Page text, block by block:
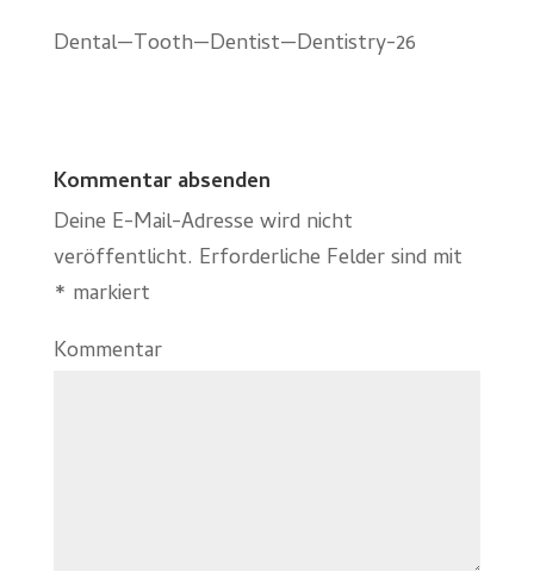
Dental—Tooth—Dentist—Dentistry-26
Kommentar absenden
Deine E-Mail-Adresse wird nicht
veröffentlicht. Erforderliche Felder sind mit
* markiert
Kommentar